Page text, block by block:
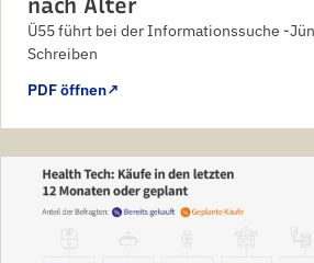
nach Alter
Ü55 führt bei der Informationssuche -
Schreiben
PDF öffnen↗